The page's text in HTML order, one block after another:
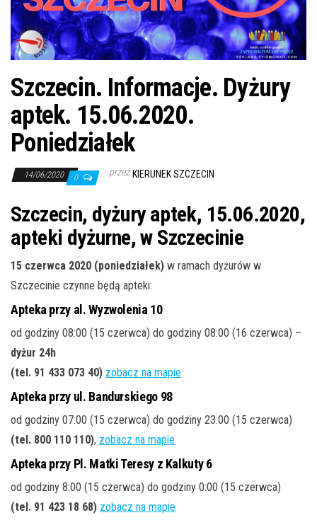
ę
Szczecin. Informacje. Dyżury
aptek. 15.06.2020.
Poniedziałek
14/06/2020 0 przez KIERUNEK SZCZECIN
Szczecin, dyżury aptek, 15.06.2020,
apteki dyżurne, w Szczecinie
15 czerwca 2020 (poniedziałek) w ramach dyżurów w
Szczecinie czynne będą apteki:
Apteka przy al. Wyzwolenia 10
od godziny 08:00 (15 czerwca) do godziny 08:00 (16 czerwca) –
dyżur 24h
(tel. 91 433 073 40) zobacz na mapie
Apteka przy ul. Bandurskiego 98
od godziny 07:00 (15 czerwca) do godziny 23:00 (15 czerwca)
(tel. 800 110 110), zobacz na mapie
Apteka przy Pl. Matki Teresy z Kalkuty 6
od godziny 8:00 (15 czerwca) do godziny 0:00 (15 czerwca)
(tel. 91 423 18 68) zobacz na mapie